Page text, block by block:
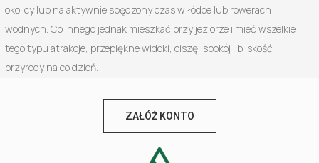
okolicy lub na aktywnie spędzony czas w łódce lub rowerach
wodnych. Co innego jednak mieszkać przy jeziorze i mieć wszelkie
tego typu atrakcje, przepiękne widoki, ciszę, spokój i bliskość
przyrody na co dzień.
ZAŁÓŻ KONTO